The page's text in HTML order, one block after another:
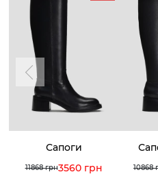
Сапоги
11868 грн3560 грн 10868